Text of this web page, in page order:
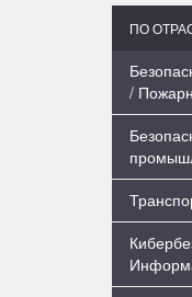
ПО
/